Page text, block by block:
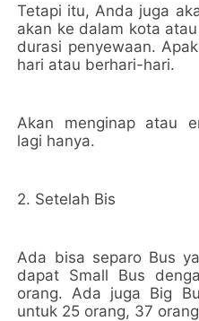
Tetapi itu, Anda juga
akan ke dalam kota
durasi penyewaan.
hari atau berhari-hari.
Akan menginap atau
lagi hanya.
2. Setelah Bis
Ada bisa separo Bus
dapat Small Bus
orang. Ada juga Big
untuk 25 orang, 37